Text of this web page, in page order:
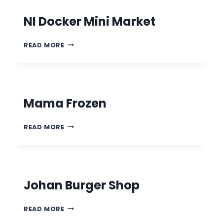
NI Docker Mini Market
READ MORE
Mama Frozen
READ MORE
Johan Burger Shop
READ MORE